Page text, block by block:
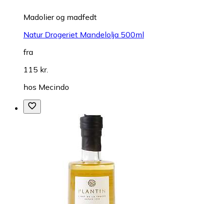
Madolier og madfedt
Natur Drogeriet Mandelolja 500ml
fra
115 kr.
hos Mecindo